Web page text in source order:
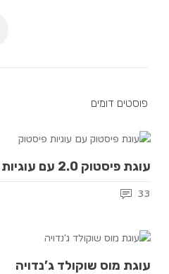
פוסטים דומים
עוגת פיסטוק 2.0 עם עוגיות פיסטוק
33
עוגת מוס שוקולד ג’נדויה